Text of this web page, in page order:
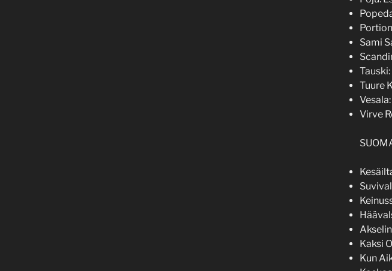
Sami
Tuure
Virve
Kaksi
Kun